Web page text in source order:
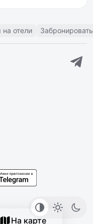
На карте
отели